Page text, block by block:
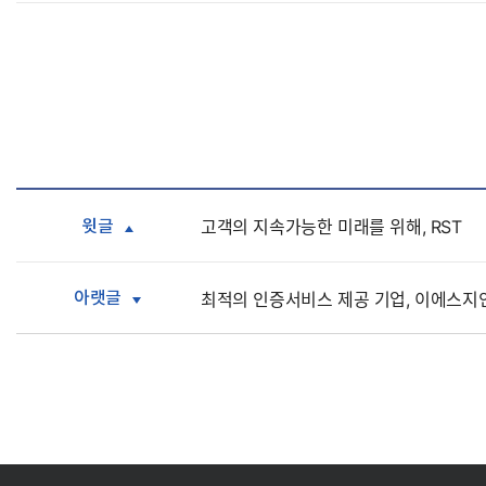
윗글 고객의 지속가능한 미래를 위해, RST
아랫글 최적의 인증서비스 제공 기업, 이에스지